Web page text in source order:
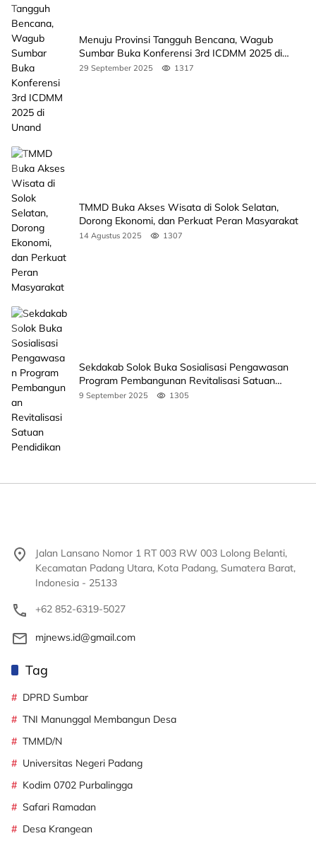
Menuju Provinsi Tangguh Bencana, Wagub
Sumbar Buka Konferensi 3rd ICDMM 2025 di
Unand
29 September 2025 1317
TMMD Buka Akses Wisata di Solok Selatan,
Dorong Ekonomi, dan Perkuat Peran Masyarakat
14 Agustus 2025 1307
Sekdakab Solok Buka Sosialisasi Pengawasan
Program Pembangunan Revitalisasi Satuan
Pendidikan
9 September 2025 1305
Jalan Lansano Nomor 1 RT 003 RW 003 Lolong Belanti,
Kecamatan Padang Utara, Kota Padang, Sumatera Barat,
Indonesia - 25133
+62 852-6319-5027
mjnews.id@gmail.com
Tag
DPRD Sumbar
TNI Manunggal Membangun Desa
TMMD/N
Universitas Negeri Padang
Kodim 0702 Purbalingga
Safari Ramadan
Desa Krangean